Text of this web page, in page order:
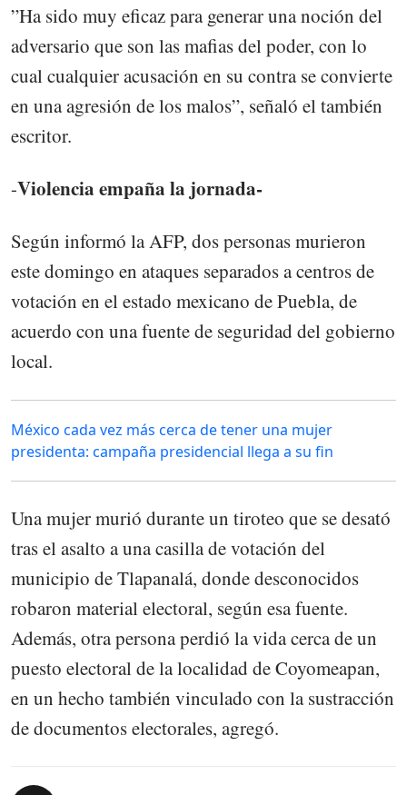
”Ha sido muy eficaz para generar una noción del
adversario que son las mafias del poder, con lo
cual cualquier acusación en su contra se convierte
en una agresión de los malos”, señaló el también
escritor.
-Violencia empaña la jornada-
Según informó la AFP, dos personas murieron
este domingo en ataques separados a centros de
votación en el estado mexicano de Puebla, de
acuerdo con una fuente de seguridad del gobierno
local.
México cada vez más cerca de tener una mujer
presidenta: campaña presidencial llega a su fin
Una mujer murió durante un tiroteo que se desató
tras el asalto a una casilla de votación del
municipio de Tlapanalá, donde desconocidos
robaron material electoral, según esa fuente.
Además, otra persona perdió la vida cerca de un
puesto electoral de la localidad de Coyomeapan,
en un hecho también vinculado con la sustracción
de documentos electorales, agregó.